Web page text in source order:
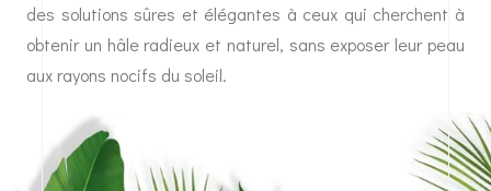
des solutions sûres et élégantes à ceux qui cherchent à
obtenir un hâle radieux et naturel, sans exposer leur peau
aux rayons nocifs du soleil.